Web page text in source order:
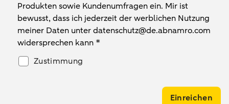
Produkten sowie Kundenumfragen ein. Mir ist
bewusst, dass ich jederzeit der werblichen Nutzung
meiner Daten unter datenschutz@de.abnamro.com
widersprechen kann *
Zustimmung
Einreichen